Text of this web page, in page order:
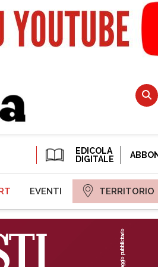
EDICOLA
DIGITALE
EVENTI TERRITORIO